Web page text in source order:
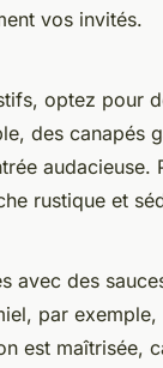
vos invités.
optez pour
des
rustique et
avec des
par
est maîtrisée,